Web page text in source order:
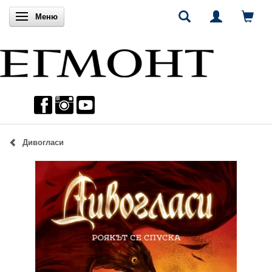
Включи навигацията
Меню
Дивогласи